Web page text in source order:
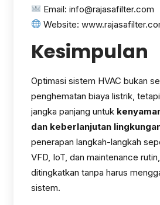
Email: info@rajasafilter.com
Website:
Kesimpulan
Optimasi sistem HVAC bukan
penghematan biaya listrik,
jangka panjang untuk
dan keberlanjutan
penerapan langkah-langkah
VFD, IoT, dan maintenance
ditingkatkan tanpa harus
sistem.